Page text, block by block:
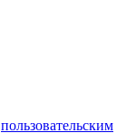
пользовательским